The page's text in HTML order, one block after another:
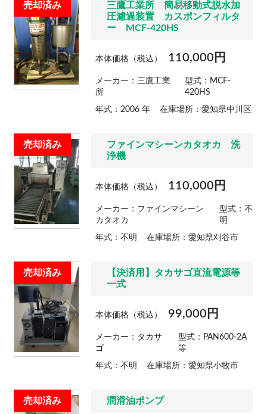
売却済み
三鷹工業所 簡易移動式脱水加
圧濾過装置 カスポンフィルタ
ー MCF-420HS
本体価格（税込） 110,000円
メーカー：三鷹工業
所
型式：MCF-
420HS
年式：2006 年 在庫場所：愛知県中川区
売却済み
ファインマシーンカタオカ 洗
浄機
本体価格（税込） 110,000円
メーカー：ファインマシーン
カタオカ
型式：不
明
年式：不明 在庫場所：愛知県刈谷市
売却済み
【決済用】タカサゴ直流電源等
一式
本体価格（税込） 99,000円
メーカー：タカサ
ゴ
型式：PAN600-2A
等
年式：不明 在庫場所：愛知県小牧市
売却済み 潤滑油ポンプ